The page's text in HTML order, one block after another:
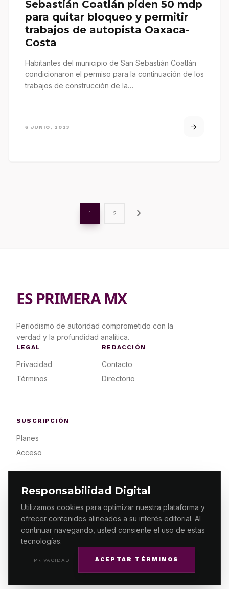
Responsabilidad Digital
Utilizamos cookies para optimizar nuestra plataforma y
ofrecer contenidos alineados a su interés editorial. Al
continuar navegando, usted consiente el uso de estas
tecnologías.
PRIVACIDAD ACEPTAR TÉRMINOS
Sebastián Coatlán piden 50 mdp
para quitar bloqueo y permitir
trabajos de autopista Oaxaca-
Costa
Habitantes del municipio de San Sebastián Coatlán
condicionaron el permiso para la continuación de los
trabajos de construcción de la…
6 JUNIO, 2023
1 2 chevron_right
ES PRIMERA MX
Periodismo de autoridad comprometido con la
verdad y la profundidad analítica.
LEGAL
Privacidad
Términos
REDACCIÓN
Contacto
Directorio
SUSCRIPCIÓN
Planes
Acceso
© 2026 ES PRIMERA MX. ALGUNOS DERECHOS
RESERVADOS / DESIGNMAKING.MX